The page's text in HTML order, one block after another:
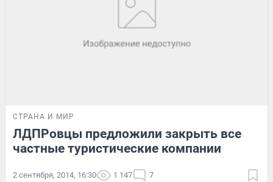
СТРАНА И МИР
ЛДПРовцы предложили закрыть все
частные туристические компании
2 сентября, 2014, 16:30 1 147 7